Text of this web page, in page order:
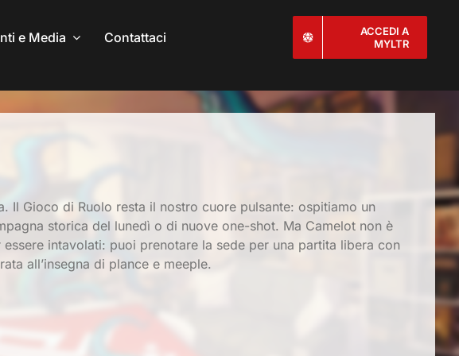
e Media Contattaci
ACCEDI A
MYLTR
Il Gioco di Ruolo resta il nostro cuore pulsante: ospitiamo un
storica del lunedì o di nuove one-shot. Ma Camelot non è
essere intavolati: puoi prenotare la sede per una partita libera con
all’insegna di plance e meeple.